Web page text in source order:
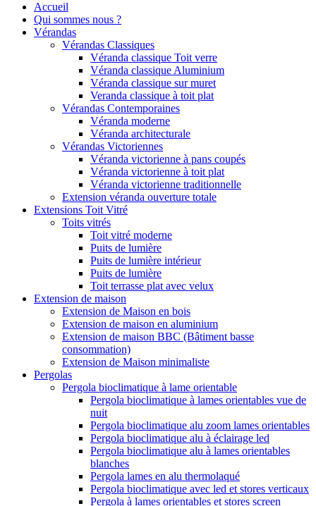
Accueil
Qui sommes nous ?
Vérandas
Vérandas Classiques
Véranda classique Toit verre
Véranda classique Aluminium
Véranda classique sur muret
Veranda classique à toit plat
Vérandas Contemporaines
Véranda moderne
Véranda architecturale
Vérandas Victoriennes
Véranda victorienne à pans coupés
Véranda victorienne à toit plat
Véranda victorienne traditionnelle
Extension véranda ouverture totale
Extensions Toit Vitré
Toits vitrés
Toit vitré moderne
Puits de lumière
Puits de lumière intérieur
Puits de lumière
Toit terrasse plat avec velux
Extension de maison
Extension de Maison en bois
Extension de maison en aluminium
Extension de maison BBC (Bâtiment basse
consommation)
Extension de Maison minimaliste
Pergolas
Pergola bioclimatique à lame orientable
Pergola bioclimatique à lames orientables vue de
nuit
Pergola bioclimatique alu zoom lames orientables
Pergola bioclimatique alu à éclairage led
Pergola bioclimatique alu à lames orientables
blanches
Pergola lames en alu thermolaqué
Pergola bioclimatique avec led et stores verticaux
Pergola à lames orientables et stores screen